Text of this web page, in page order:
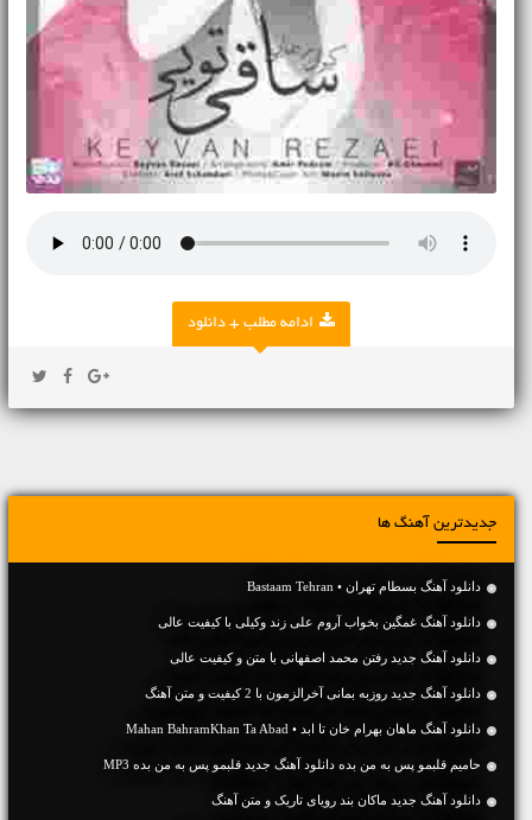
ادامه مطلب + دانلود
جدیدترین آهنگ ها
دانلود آهنگ بسطام تهران • Bastaam Tehran
دانلود آهنگ غمگین بخواب آروم علی زند وکیلی با کیفیت عالی
دانلود آهنگ جديد رفتن محمد اصفهانی با متن و کیفیت عالی
دانلود آهنگ جديد روزبه بمانی آخرالزمون با 2 کیفیت و متن آهنگ
دانلود آهنگ ماهان بهرام خان تا ابد • Mahan BahramKhan Ta Abad
حامیم قلبمو پس به من بده دانلود آهنگ جدید قلبمو پس به من بده MP3
دانلود آهنگ جديد ماکان بند رویای تاریک و متن آهنگ